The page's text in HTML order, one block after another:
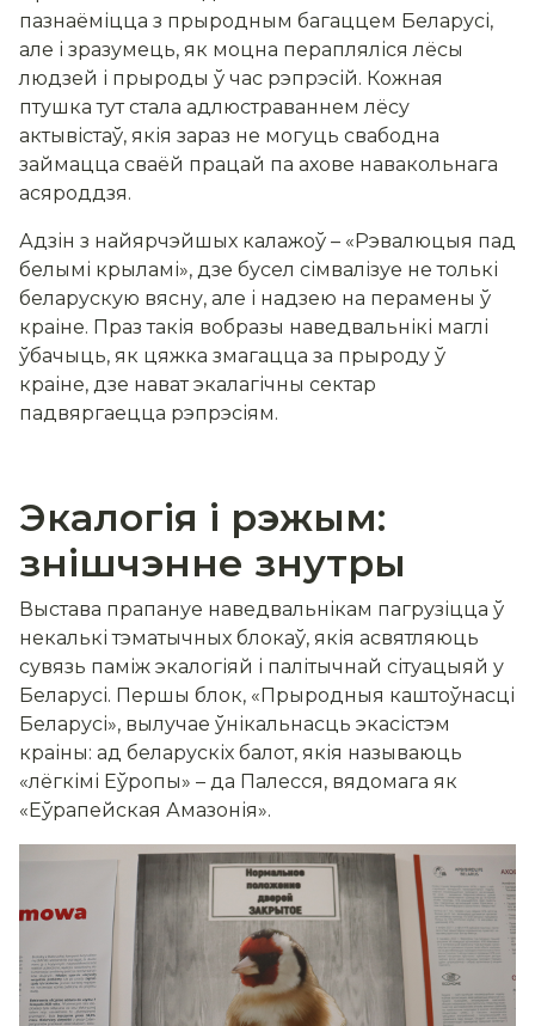
пазнаёміцца з прыродным багаццем Беларусі,
але і зразумець, як моцна перапляліся лёсы
людзей і прыроды ў час рэпрэсій. Кожная
птушка тут стала адлюстраваннем лёсу
актывістаў, якія зараз не могуць свабодна
займацца сваёй працай па ахове навакольнага
асяроддзя.
Адзін з найярчэйшых калажоў – «Рэвалюцыя пад
белымі крыламі», дзе бусел сімвалізуе не толькі
беларускую вясну, але і надзею на перамены ў
краіне. Праз такія вобразы наведвальнікі маглі
ўбачыць, як цяжка змагацца за прыроду ў
краіне, дзе нават экалагічны сектар
падвяргаецца рэпрэсіям.
Экалогія і рэжым:
знішчэнне знутры
Выстава прапануе наведвальнікам пагрузіцца ў
некалькі тэматычных блокаў, якія асвятляюць
сувязь паміж экалогіяй і палітычнай сітуацыяй у
Беларусі. Першы блок, «Прыродныя каштоўнасці
Беларусі», вылучае ўнікальнасць экасістэм
краіны: ад беларускіх балот, якія называюць
«лёгкімі Еўропы» – да Палесся, вядомага як
«Еўрапейская Амазонія».